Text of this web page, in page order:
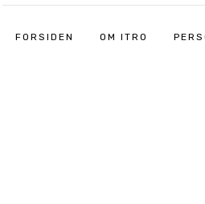
FORSIDEN OM ITRO